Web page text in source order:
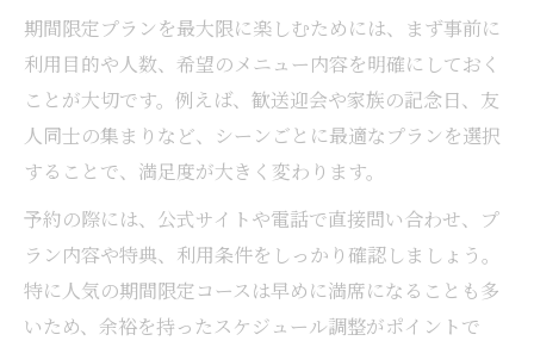
期間限定プランを最大限に楽しむためには、まず事前に
利用目的や人数、希望のメニュー内容を明確にしておく
ことが大切です。例えば、歓送迎会や家族の記念日、友
人同士の集まりなど、シーンごとに最適なプランを選択
することで、満足度が大きく変わります。
予約の際には、公式サイトや電話で直接問い合わせ、プ
ラン内容や特典、利用条件をしっかり確認しましょう。
特に人気の期間限定コースは早めに満席になることも多
いため、余裕を持ったスケジュール調整がポイントで